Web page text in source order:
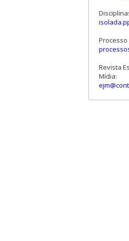
Processo
Revista
Mídia: